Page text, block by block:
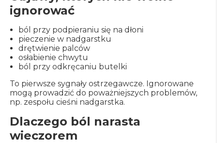
ignorować
ból przy podpieraniu się na dłoni
pieczenie w nadgarstku
drętwienie palców
osłabienie chwytu
ból przy odkręcaniu butelki
To pierwsze sygnały ostrzegawcze. Ignorowane
mogą prowadzić do poważniejszych problemów,
np. zespołu cieśni nadgarstka.
Dlaczego ból narasta
wieczorem